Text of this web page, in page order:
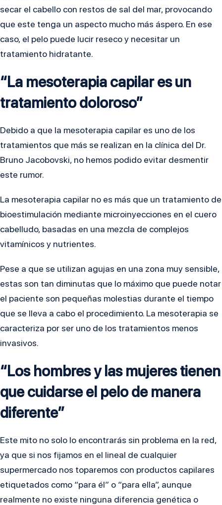
secar el cabello con restos de sal del mar, provocando
que este tenga un aspecto mucho más áspero. En ese
caso, el pelo puede lucir reseco y necesitar un
tratamiento hidratante.
“La mesoterapia capilar es un
tratamiento doloroso”
Debido a que la mesoterapia capilar es uno de los
tratamientos que más se realizan en la clínica del Dr.
Bruno Jacobovski, no hemos podido evitar desmentir
este rumor.
La mesoterapia capilar no es más que un tratamiento de
bioestimulación mediante microinyecciones en el cuero
cabelludo, basadas en una mezcla de complejos
vitamínicos y nutrientes.
Pese a que se utilizan agujas en una zona muy sensible,
estas son tan diminutas que lo máximo que puede notar
el paciente son pequeñas molestias durante el tiempo
que se lleva a cabo el procedimiento. La mesoterapia se
caracteriza por ser uno de los tratamientos menos
invasivos.
“Los hombres y las mujeres tienen
que cuidarse el pelo de manera
diferente”
Este mito no solo lo encontrarás sin problema en la red,
ya que si nos fijamos en el lineal de cualquier
supermercado nos toparemos con productos capilares
etiquetados como “para él” o “para ella”, aunque
realmente no existe ninguna diferencia genética o